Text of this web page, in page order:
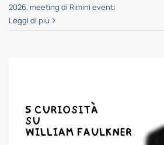
2026, meeting di Rimini eventi
Leggi di più